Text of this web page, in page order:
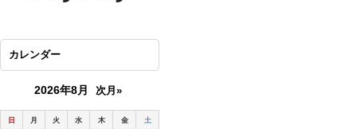
カレンダー
2026年8月 次月»
日 月 火 水 木 金 土